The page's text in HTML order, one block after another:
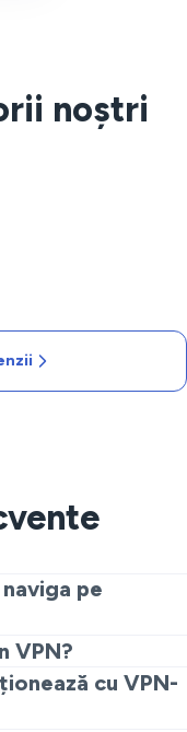
noștri
pe
Reddit în
ta rămâne
VPN?
VPN, dar nu va
de navigare.
cu VPN-